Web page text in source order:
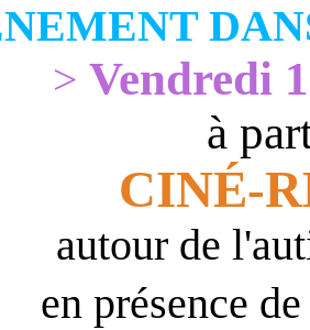
> Vendredi
à
CINÉ-
autour de
en présence